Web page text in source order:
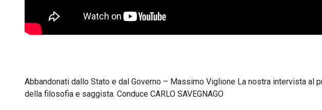
Abbandonati dallo Stato e dal Governo – Massimo Viglione La nostra intervista al
della filosofia e saggista. Conduce CARLO SAVEGNAGO